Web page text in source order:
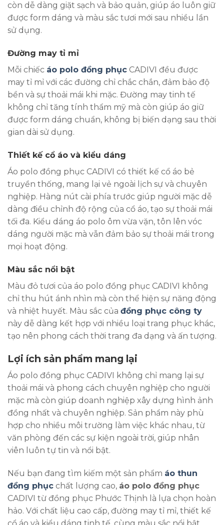
còn dễ dàng giặt sạch và bảo quản, giúp áo luôn giữ
được form dáng và màu sắc tươi mới sau nhiều lần
sử dụng.
Đường may tỉ mỉ
Mỗi chiếc áo polo đồng phục CADIVI đều được
may tỉ mỉ với các đường chỉ chắc chắn, đảm bảo độ
bền và sự thoải mái khi mặc. Đường may tinh tế
không chỉ tăng tính thẩm mỹ mà còn giúp áo giữ
được form dáng chuẩn, không bị biến dạng sau thời
gian dài sử dụng.
Thiết kế cổ áo và kiểu dáng
Áo polo đồng phục CADIVI có thiết kế cổ áo bẻ
truyền thống, mang lại vẻ ngoài lịch sự và chuyên
nghiệp. Hàng nút cài phía trước giúp người mặc dễ
dàng điều chỉnh độ rộng của cổ áo, tạo sự thoải mái
tối đa. Kiểu dáng áo polo ôm vừa vặn, tôn lên vóc
dáng người mặc mà vẫn đảm bảo sự thoải mái trong
mọi hoạt động.
Màu sắc nổi bật
Màu đỏ tươi của áo polo đồng phục CADIVI không
chỉ thu hút ánh nhìn mà còn thể hiện sự năng động
và nhiệt huyết. Màu sắc của đồng phục công ty
này dễ dàng kết hợp với nhiều loại trang phục khác,
tạo nên phong cách thời trang đa dạng và ấn tượng.
Lợi ích sản phẩm mang lại
Áo polo đồng phục CADIVI không chỉ mang lại sự
thoải mái và phong cách chuyên nghiệp cho người
mặc mà còn giúp doanh nghiệp xây dựng hình ảnh
đồng nhất và chuyên nghiệp. Sản phẩm này phù
hợp cho nhiều môi trường làm việc khác nhau, từ
văn phòng đến các sự kiện ngoài trời, giúp nhân
viên luôn tự tin và nổi bật.
Nếu bạn đang tìm kiếm một sản phẩm áo thun
đồng phục chất lượng cao, áo polo đồng phục
CADIVI từ đồng phục Phước Thịnh là lựa chọn hoàn
hảo. Với chất liệu cao cấp, đường may tỉ mỉ, thiết kế